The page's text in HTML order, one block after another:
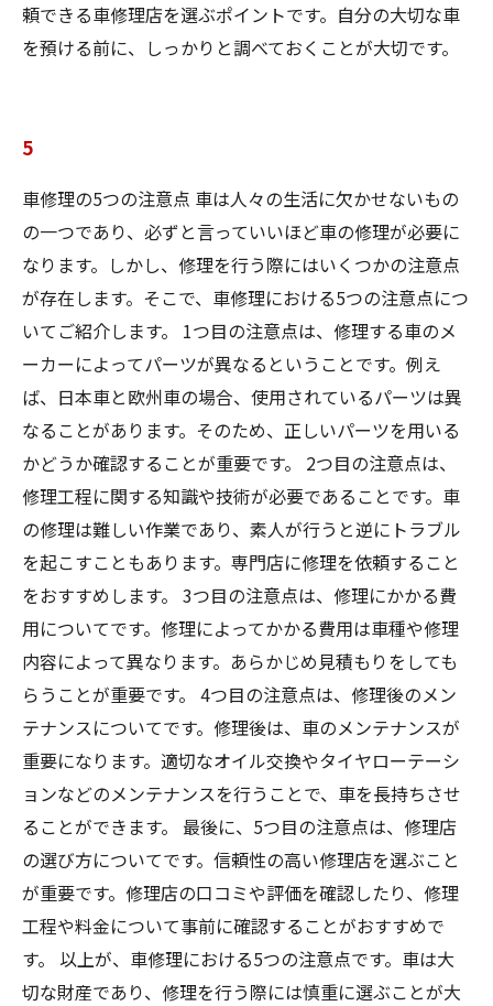
頼できる車修理店を選ぶポイントです。自分の大切な車
を預ける前に、しっかりと調べておくことが大切です。
5
車修理の5つの注意点 車は人々の生活に欠かせないもの
の一つであり、必ずと言っていいほど車の修理が必要に
なります。しかし、修理を行う際にはいくつかの注意点
が存在します。そこで、車修理における5つの注意点につ
いてご紹介します。 1つ目の注意点は、修理する車のメ
ーカーによってパーツが異なるということです。例え
ば、日本車と欧州車の場合、使用されているパーツは異
なることがあります。そのため、正しいパーツを用いる
かどうか確認することが重要です。 2つ目の注意点は、
修理工程に関する知識や技術が必要であることです。車
の修理は難しい作業であり、素人が行うと逆にトラブル
を起こすこともあります。専門店に修理を依頼すること
をおすすめします。 3つ目の注意点は、修理にかかる費
用についてです。修理によってかかる費用は車種や修理
内容によって異なります。あらかじめ見積もりをしても
らうことが重要です。 4つ目の注意点は、修理後のメン
テナンスについてです。修理後は、車のメンテナンスが
重要になります。適切なオイル交換やタイヤローテーシ
ョンなどのメンテナンスを行うことで、車を長持ちさせ
ることができます。 最後に、5つ目の注意点は、修理店
の選び方についてです。信頼性の高い修理店を選ぶこと
が重要です。修理店の口コミや評価を確認したり、修理
工程や料金について事前に確認することがおすすめで
す。 以上が、車修理における5つの注意点です。車は大
切な財産であり、修理を行う際には慎重に選ぶことが大